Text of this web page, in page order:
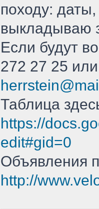
походу:
выкладываю
Если будут
272 27 25
Таблица
https://
edit#gid=0
Объявления
http://